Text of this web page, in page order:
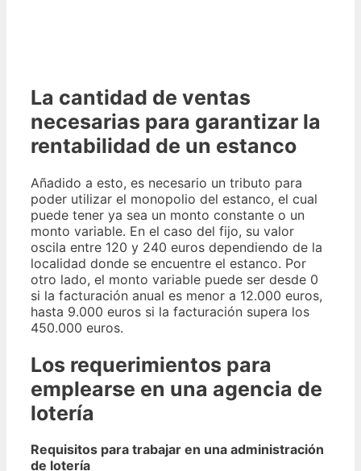
La cantidad de ventas
necesarias para garantizar la
rentabilidad de un estanco
Añadido a esto, es necesario un tributo para
poder utilizar el monopolio del estanco, el cual
puede tener ya sea un monto constante o un
monto variable. En el caso del fijo, su valor
oscila entre 120 y 240 euros dependiendo de la
localidad donde se encuentre el estanco. Por
otro lado, el monto variable puede ser desde 0
si la facturación anual es menor a 12.000 euros,
hasta 9.000 euros si la facturación supera los
450.000 euros.
Los requerimientos para
emplearse en una agencia de
lotería
Requisitos para trabajar en una administración
de lotería